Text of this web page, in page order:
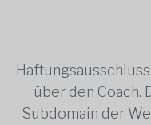
über den Coach.
Subdomain der